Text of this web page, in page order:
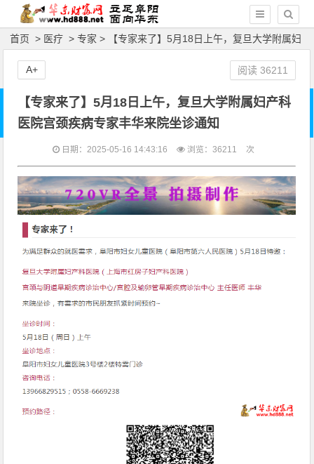
首页 > 医疗 >专家 > 【专家来了】5月18日上午，复旦大学附属妇
产科医院宫颈疾病专家丰华来院坐诊通知
【专家来了】5月18日上午，复旦大学附属妇产科
医院宫颈疾病专家丰华来院坐诊通知
日期：2025-05-16 14:43:16 浏览： 36211 次
阅读36211
A+